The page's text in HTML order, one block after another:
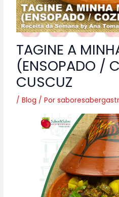
TAGINE A
(ENSOPADO /
CUSCUZ
/Blog / Por